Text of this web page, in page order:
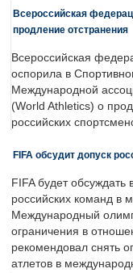
Всероссийская
продление отстранения
Всероссийская
оспорила в
Международной
(World Athletics) о
российских
FIFA обсудит допуск
FIFA будет обсуждать
российских команд в
Международный
ограничения в
рекомендовал снять
атлетов в